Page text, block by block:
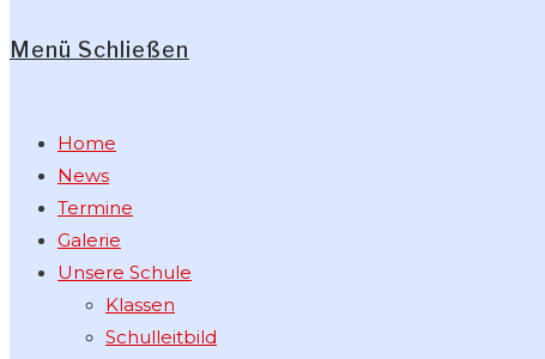
Menü Schließen
Home
News
Termine
Galerie
Unsere Schule
Klassen
Schulleitbild